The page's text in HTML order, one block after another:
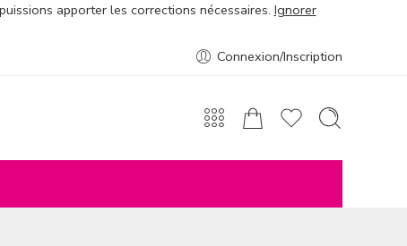
apporter les corrections nécessaires. Ignorer
Connexion/Inscription